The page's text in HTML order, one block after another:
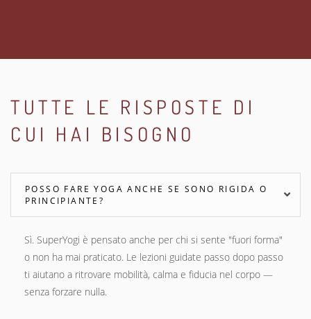
TUTTE LE RISPOSTE DI
CUI HAI BISOGNO
POSSO FARE YOGA ANCHE SE SONO RIGIDA O
PRINCIPIANTE?
Sì. SuperYogi è pensato anche per chi si sente "fuori forma"
o non ha mai praticato. Le lezioni guidate passo dopo passo
ti aiutano a ritrovare mobilità, calma e fiducia nel corpo —
senza forzare nulla.